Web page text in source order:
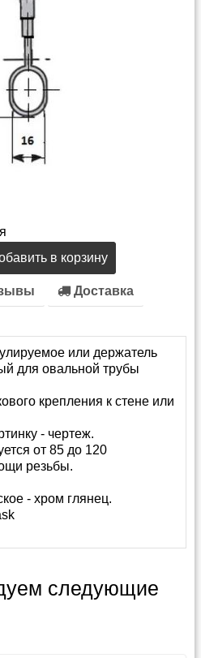
в корзину
Доставка
или держатель
для овальной трубы
крепления к стене или
- чертеж.
от 85 до 120
резьбы.
- хром глянец.
следующие